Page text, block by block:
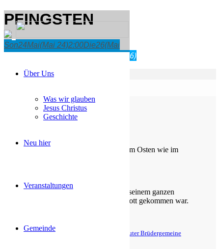
Über Uns
Was wir glauben
Jesus Christus
Geschichte
Neu hier
Veranstaltungen
Gemeinde
PFINGSTEN
Son24Mai(Mai 24)2:00Die26(Mai
2:00 - 2:00(26)
KalenderGoogleKalender
Du machst fröhlich, was da lebet im Osten wie im
Der Kerkermeister freute sich mit seinem ganzen
Hause, dass er zum Glauben an Gott gekommen war.
© Evangelische Brüder-Unität – Herrnhuter Brüdergemeine